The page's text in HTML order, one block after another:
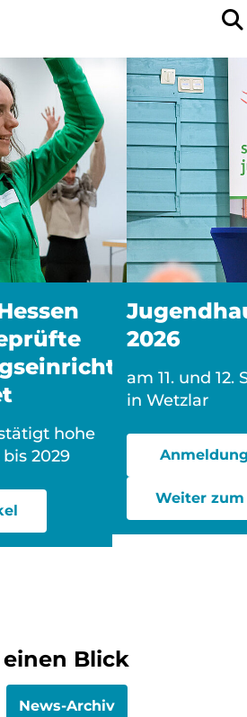
hohe
2029
2026
am 11. und
in Wetzlar
Weiter
Blick
News-Archiv